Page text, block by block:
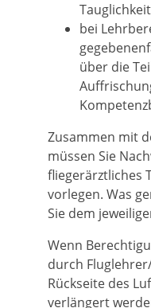
bei
über die
Zusammen mit
müssen Sie
fliegerärztliches
vorlegen. Was
Sie dem
Wenn
durch
Rückseite des
verlängert